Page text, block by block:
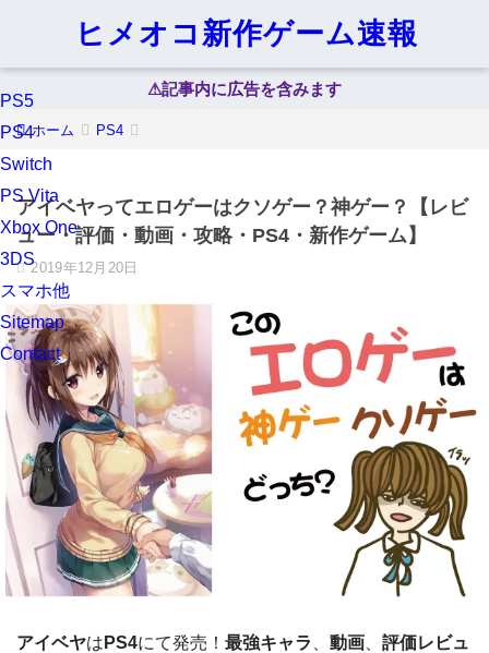
ヒメオコ新作ゲーム速報
PS5
PS4
Switch
PS Vita
Xbox One
3DS
スマホ他
Sitemap
Contact
⚠︎記事内に広告を含みます
ホーム PS4
アイベヤってエロゲーはクソゲー？神ゲー？【レビ
ュー・評価・動画・攻略・PS4・新作ゲーム】
2019年12月20日
アイベヤは PS4にて発売！ 最強キャラ 動画
評価レビュ